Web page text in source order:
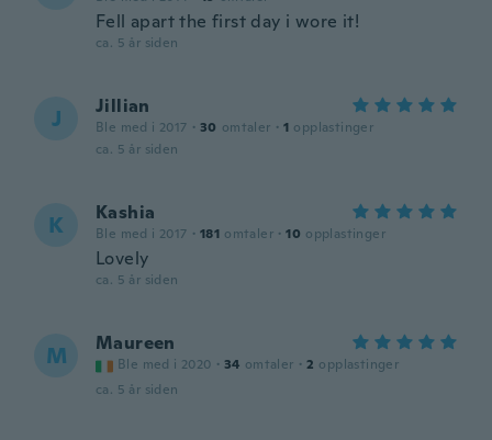
Fell apart the first day i wore it!
ca. 5 år siden
J Jillian
Ble med i 2017 · 30 omtaler · 1 opplastinger
ca. 5 år siden
K Kashia
Ble med i 2017 · 181 omtaler · 10 opplastinger
Lovely
ca. 5 år siden
M Maureen
Ble med i 2020 · 34 omtaler · 2 opplastinger
ca. 5 år siden